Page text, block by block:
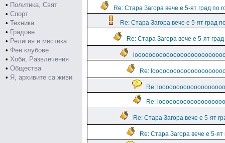
• Политика, Свят
• Спорт
• Техника
• Градове
• Религия и мистика
• Фен клубове
• Хоби, Развлечения
• Общества
• Я, архивите са живи
Re: Стара Загора вече е 5-ят град по
Re: Стара Загора вече е 5-ят град
Re: Стара Загора вече е 5-ят
Re:
Re:
Re:
Re: Стара Загора вече е 5-ят
Re: Стара Загора вече е 5-